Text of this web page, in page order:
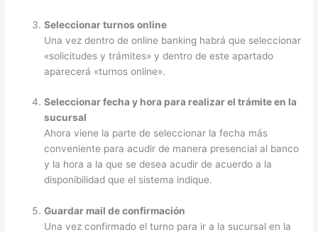
Seleccionar turnos online
Una vez dentro de online banking habrá que seleccionar
«solicitudes y trámites» y dentro de este apartado
aparecerá «turnos online».
Seleccionar fecha y hora para realizar el trámite en la
sucursal
Ahora viene la parte de seleccionar la fecha más
conveniente para acudir de manera presencial al banco
y la hora a la que se desea acudir de acuerdo a la
disponibilidad que el sistema indique.
Guardar mail de confirmación
Una vez confirmado el turno para ir a la sucursal en la